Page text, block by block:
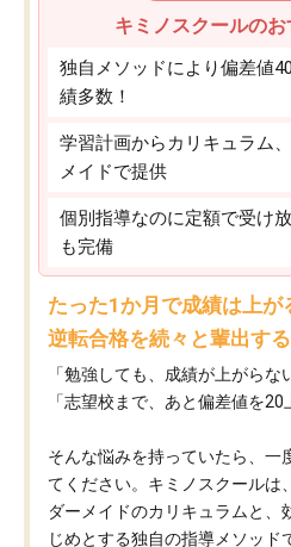
キミノスクールの
独自メソッドにより偏差値
績多数！
学習計画からカリキュラム
メイドで提供
個別指導なのに定額で受け
も完備
たった1か月で成績は上が
逆転合格を続々と輩出す
「勉強しても、成績が上がらな
「志望校まで、あと偏差値を20
そんな悩みを持っていたら、一
てください。キミノスクールは
ダーメイドのカリキュラムと、
じめとする独自の指導メソッド